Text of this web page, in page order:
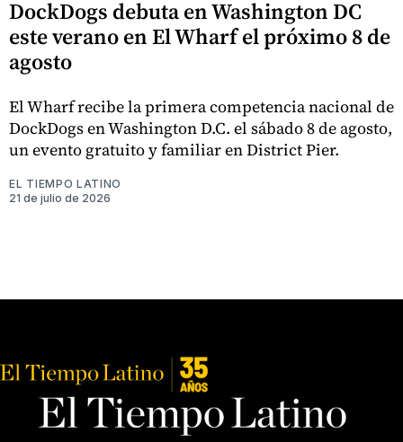
DockDogs debuta en Washington DC
este verano en El Wharf el próximo 8 de
agosto
El Wharf recibe la primera competencia nacional de
DockDogs en Washington D.C. el sábado 8 de agosto,
un evento gratuito y familiar en District Pier.
EL TIEMPO LATINO
21 de julio de 2026